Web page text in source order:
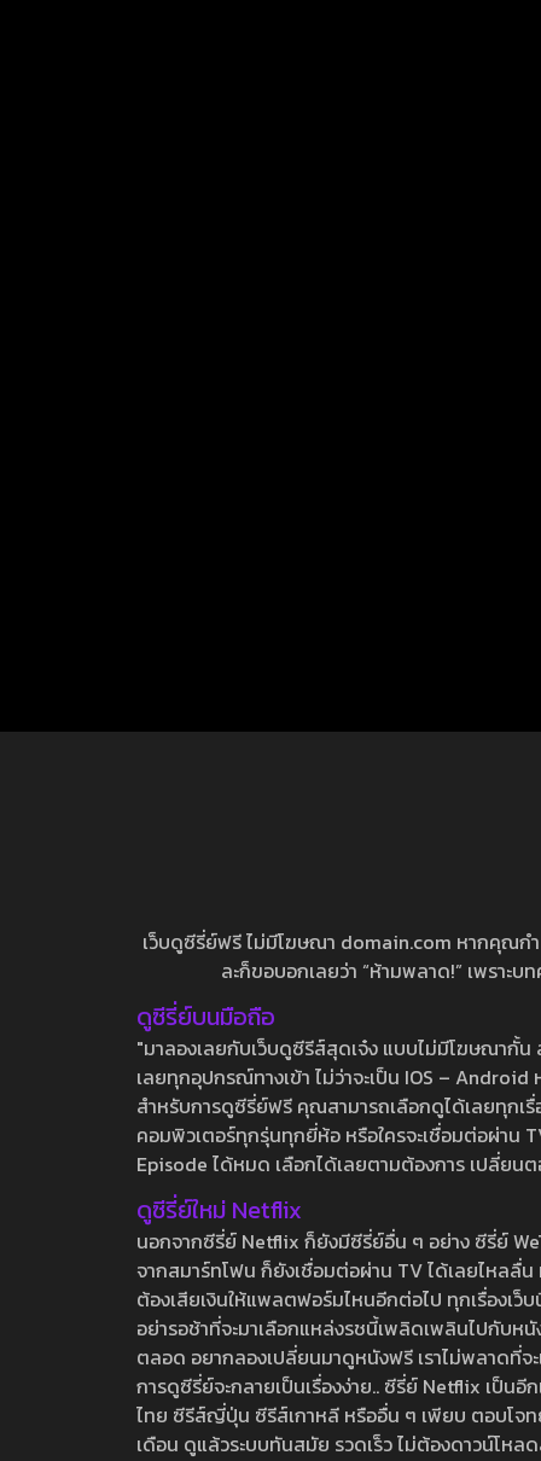
เว็บดูซีรี่ย์ฟรี ไม่มีโฆษณา domain.com หากคุณก
ละก็ขอบอกเลยว่า “ห้ามพลาด!” เพราะ
ดูซีรี่ย์บนมือถือ
"มาลองเลยกับเว็บดูซีรีส์สุดเจ๋ง แบบไม่มีโฆษณากั้
เลยทุกอุปกรณ์ทางเข้า ไม่ว่าจะเป็น IOS –
สำหรับการดูซีรี่ย์ฟรี คุณสามารถเลือกดูได้เลยทุกเ
คอมพิวเตอร์ทุกรุ่นทุกยี่ห้อ หรือใครจะเชื่อมต่อผ่าน
Episode ได้หมด เลือกได้เลยตามต้องการ เปลี่ยน
ดูซีรี่ย์ใหม่ Netflix
นอกจากซีรี่ย์ Netflix ก็ยังมีซีรี่ย์อื่น ๆ อย่าง ซีรี่ย์
จากสมาร์ทโฟน ก็ยังเชื่อมต่อผ่าน TV ได้เลยไหลลื่
ต้องเสียเงินให้แพลตฟอร์มไหนอีกต่อไป ทุกเรื่องเว็
อย่ารอช้าที่จะมาเลือกแหล่งรชนี้เพลิดเพลินไปกับห
ตลอด อยากลองเปลี่ยนมาดูหนังฟรี เราไม่พลาดที่
การดูซีรี่ย์จะกลายเป็นเรื่องง่าย.. ซีรี่ย์ Netflix เป็น
ไทย ซีรีส์ญี่ปุ่น ซีรีส์เกาหลี หรืออื่น ๆ เพียบ ตอบโจท
เดือน ดูแล้วระบบทันสมัย รวดเร็ว ไม่ต้องดาวน์โห